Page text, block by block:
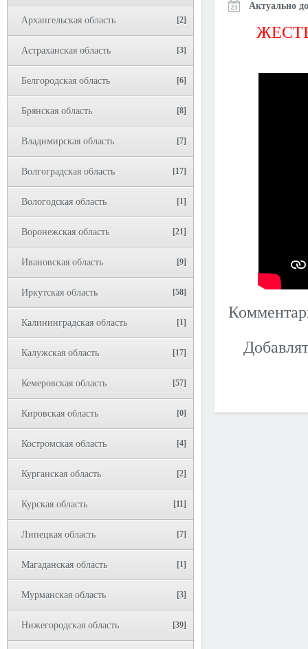
Архангельская область [2]
Астраханская область [3]
Белгородская область [6]
Брянская область [8]
Владимирская область [7]
Волгоградская область [17]
Вологодская область [1]
Воронежская область [21]
Ивановская область [9]
Иркутская область [58]
Калининградская область [1]
Калужская область [17]
Кемеровская область [57]
Кировская область [0]
Костромская область [4]
Курганская область [2]
Курская область [11]
Липецкая область [7]
Магаданская область [1]
Мурманская область [3]
Нижегородская область [39]
Актуально